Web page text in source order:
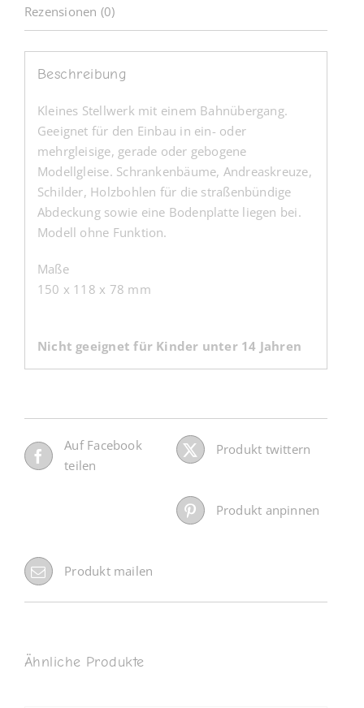
Rezensionen (0)
Beschreibung
Kleines Stellwerk mit einem Bahnübergang.
Geeignet für den Einbau in ein- oder
mehrgleisige, gerade oder gebogene
Modellgleise. Schrankenbäume, Andreaskreuze,
Schilder, Holzbohlen für die straßenbündige
Abdeckung sowie eine Bodenplatte liegen bei.
Modell ohne Funktion.
Maße
150 x 118 x 78 mm
Nicht geeignet für Kinder unter 14 Jahren
Auf Facebook
teilen
Produkt twittern
Produkt anpinnen
Produkt mailen
Ähnliche Produkte